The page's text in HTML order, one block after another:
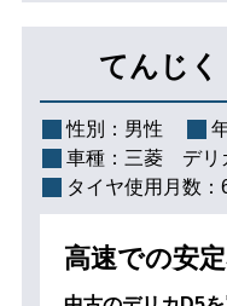
てんじく
性別： 男性
車種： 三菱 デ
タイヤ使用月数：
高速での安